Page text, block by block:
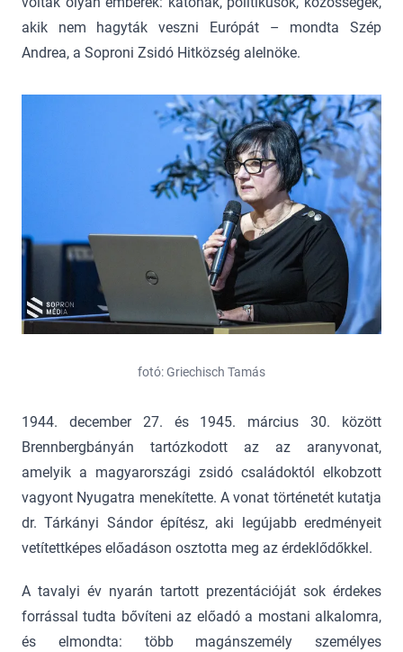
akik nem hagyták veszni Európát – mondta Szép
Andrea, a Soproni Zsidó Hitközség alelnöke.
fotó: Griechisch Tamás
1944. december 27. és 1945. március 30. között
Brennbergbányán tartózkodott az az aranyvonat,
amelyik a magyarországi zsidó családoktól elkobzott
vagyont Nyugatra menekítette. A vonat történetét kutatja
dr. Tárkányi Sándor építész, aki legújabb eredményeit
vetítettképes előadáson osztotta meg az érdeklődőkkel.
A tavalyi év nyarán tartott prezentációját sok érdekes
forrással tudta bővíteni az előadó a mostani alkalomra,
és elmondta: több magánszemély személyes